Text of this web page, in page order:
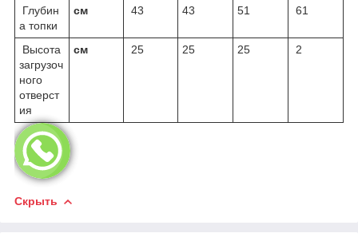
Глубин
а топки
cм 43 43 51 61
Высота
загрузоч
ного
отверст
ия
cм 25 25 25 2
Скрыть